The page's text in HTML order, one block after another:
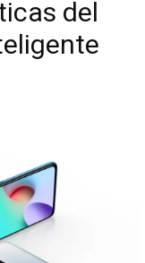
del